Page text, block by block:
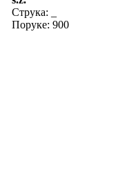
Струка:
Поруке: 900